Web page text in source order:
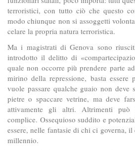
terroristici, con tutto ciò che questo
modo chiunque non si assoggetti
celare la propria natura terroristica.
Ma i magistrati di Genova sono
introdotto il delitto di
quale non occorre più prendere parte
mirino della repressione, basta
vuole passare qualche guaio non deve
pietre o spaccare vetrine, ma deve
attivamente gli altri. Altrimenti può
complice. Ossequioso suddito e
essere, nelle fantasie di chi ci governa,
millennio.